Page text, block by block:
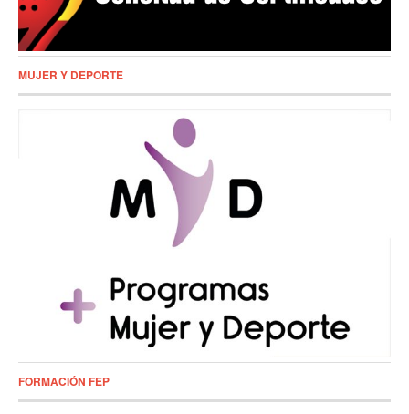
MUJER Y DEPORTE
FORMACIÓN FEP